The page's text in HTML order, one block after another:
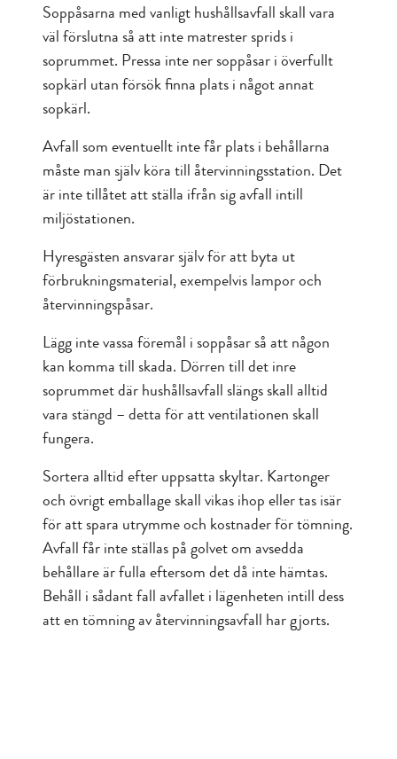
Soppåsarna med vanligt hushållsavfall skall vara
väl förslutna så att inte matrester sprids i
soprummet. Pressa inte ner soppåsar i överfullt
sopkärl utan försök finna plats i något annat
sopkärl.
Avfall som eventuellt inte får plats i behållarna
måste man själv köra till återvinningsstation. Det
är inte tillåtet att ställa ifrån sig avfall intill
miljöstationen.
Hyresgästen ansvarar själv för att byta ut
förbrukningsmaterial, exempelvis lampor och
återvinningspåsar.
Lägg inte vassa föremål i soppåsar så att någon
kan komma till skada. Dörren till det inre
soprummet där hushållsavfall slängs skall alltid
vara stängd – detta för att ventilationen skall
fungera.
Sortera alltid efter uppsatta skyltar. Kartonger
och övrigt emballage skall vikas ihop eller tas isär
för att spara utrymme och kostnader för tömning.
Avfall får inte ställas på golvet om avsedda
behållare är fulla eftersom det då inte hämtas.
Behåll i sådant fall avfallet i lägenheten intill dess
att en tömning av återvinningsavfall har gjorts.